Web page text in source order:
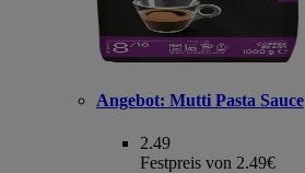
Angebot: Mutti Pasta Sauce
2.49
Festpreis von 2.49€